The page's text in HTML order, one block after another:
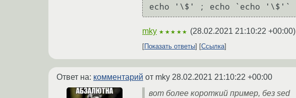
mky ★★★★★ (28.02.2021 21:10:22 +00:00)
Показать ответы Ссылка
Ответ на: комментарий от mky 28.02.2021 21:10:22 +00:00
вот более короткий пример, без sed